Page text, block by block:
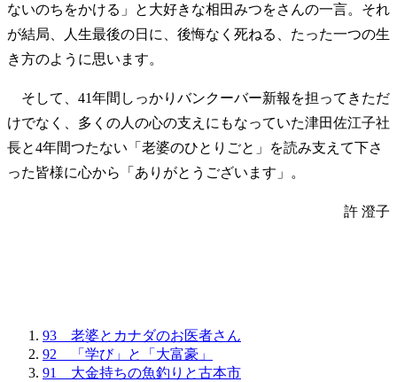
ないのちをかける」と大好きな相田みつをさんの一言。それ
が結局、人生最後の日に、後悔なく死ねる、たった一つの生
き方のように思います。
そして、41年間しっかりバンクーバー新報を担ってきただ
けでなく、多くの人の心の支えにもなっていた津田佐江子社
長と4年間つたない「老婆のひとりごと」を読み支えて下さ
った皆様に心から「ありがとうございます」。
許 澄子
93 老婆とカナダのお医者さん
92 「学び」と「大富豪」
91 大金持ちの魚釣りと古本市